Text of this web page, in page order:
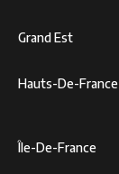
Grand Est
Hauts-De-France
Île-De-France